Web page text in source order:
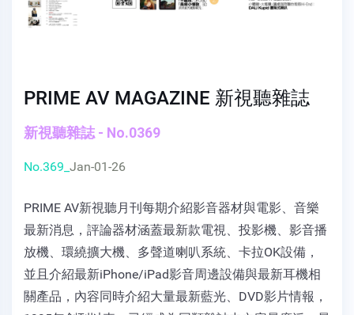
PRIME AV MAGAZINE 新視聽雜誌
新視聽雜誌 - No.0369
No.369_ Jan-01-26
PRIME AV新視聽月刊每期介紹影音器材與電影、音樂
最新消息，評論器材涵蓋最新款電視、投影機、影音播
放機、環繞擴大機、多聲道喇叭系統、卡拉OK設備，
並且介紹最新iPhone/iPad影音周邊設備與最新耳機相
關產品，內容同時介紹大量最新藍光、DVD影片情報，